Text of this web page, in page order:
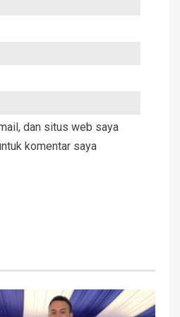
dan situs web saya
komentar saya